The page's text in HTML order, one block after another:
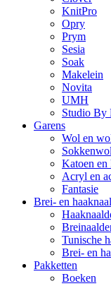
KnitPro
Opry
Prym
Sesia
Soak
Makelein
Novita
UMH
Studio By
Garens
Wol en
Sokkenwol
Katoen en
Acryl en
Fantasie
Brei- en
Tunische
Brei- en
Pakketten
Boeken